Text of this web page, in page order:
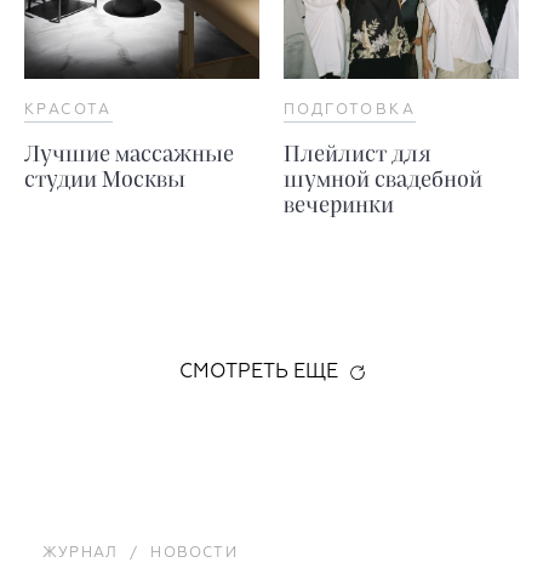
КРАСОТА
Лучшие массажные
студии Москвы
ПОДГОТОВКА
Плейлист для
шумной свадебной
вечеринки
СМОТРЕТЬ ЕЩЕ
ЖУРНАЛ / НОВОСТИ